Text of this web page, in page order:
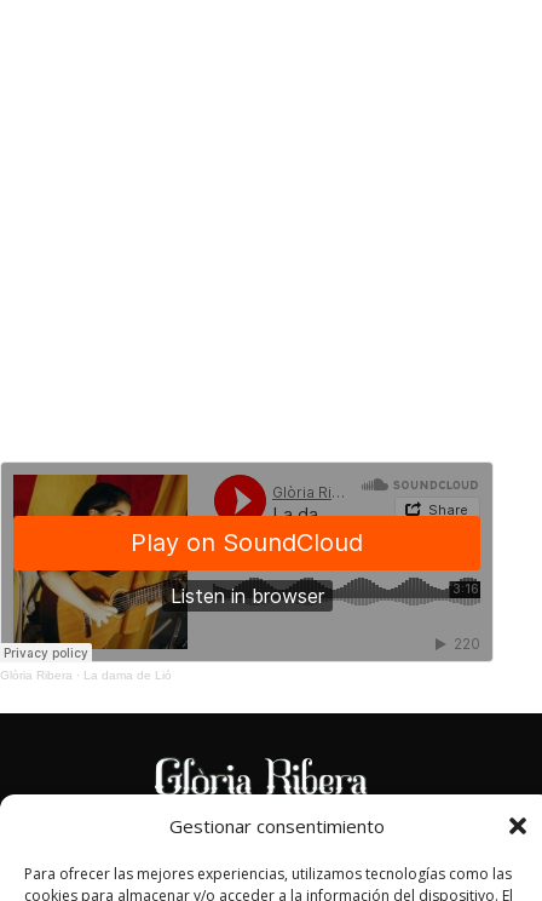
Gestionar consentimiento
Para ofrecer las mejores experiencias, utilizamos tecnologías como las
cookies para almacenar y/o acceder a la información del dispositivo. El
Glòria Ribera · La dama de Lió
FINANCIADO POR LA UNIÓN EUROPEA CON EL PROGRAMA
KIT DIGITAL POR LOS FONDOS NEXT GENERATION (EU) DEL